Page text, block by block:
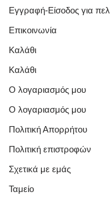
Εγγραφή-Είσοδος για
Επικοινωνία
Καλάθι
Καλάθι
Ο λογαριασμός μου
Ο λογαριασμός μου
Πολιτική Απορρήτου
Πολιτική επιστροφών
Σχετικά με εμάς
Ταμείο